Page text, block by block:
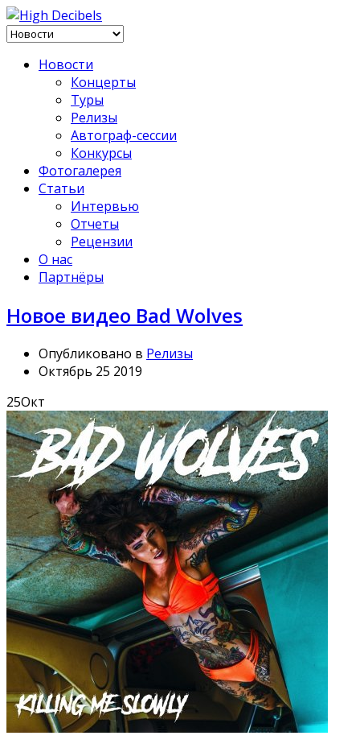
Новости
Концерты
Туры
Релизы
Автограф-сессии
Конкурсы
Фотогалерея
Статьи
Интервью
Отчеты
Рецензии
О нас
Партнёры
Новое видео Bad Wolves
Опубликовано в Релизы
Октябрь 25 2019
25Окт